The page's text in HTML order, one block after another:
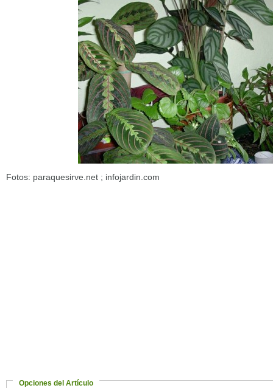
Fotos: paraquesirve.net ; infojardin.com
Opciones del Artículo